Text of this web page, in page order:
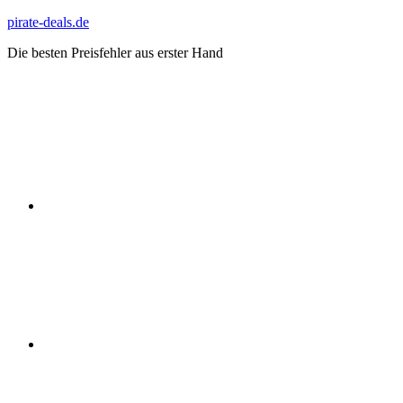
Zum
springen
pirate-deals.de
Die besten Preisfehler aus erster Hand